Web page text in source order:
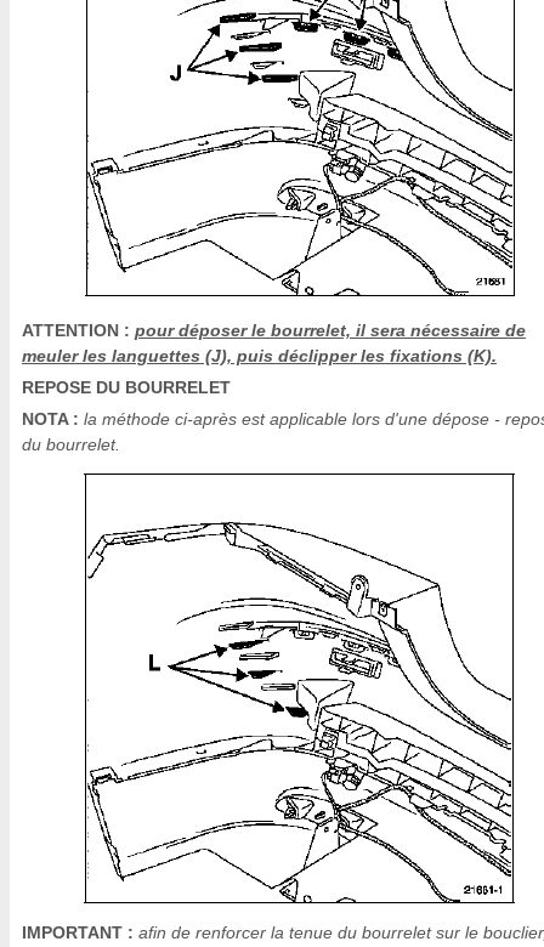
ATTENTION : pour déposer le bourrelet, il sera nécessaire de
meuler les languettes (J), puis déclipper les fixations (K).
REPOSE DU BOURRELET
NOTA : la méthode ci-après est applicable lors d'une dépose -
du bourrelet.
IMPORTANT : afin de renforcer la tenue du bourrelet sur le